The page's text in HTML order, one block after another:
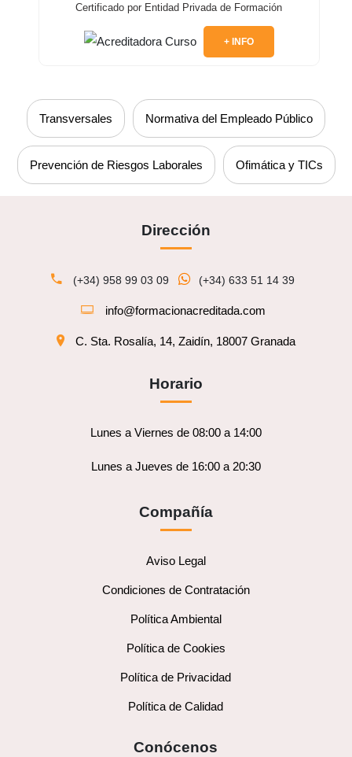
Certificado por Entidad Privada de Formación
+ INFO
Transversales Normativa del Empleado Público
Prevención de Riesgos Laborales Ofimática y TICs
Dirección
(+34) 958 99 03 09 (+34) 633 51 14 39
info@formacionacreditada.com
C. Sta. Rosalía, 14, Zaidín, 18007 Granada
Horario
Lunes a Viernes de 08:00 a 14:00
Lunes a Jueves de 16:00 a 20:30
Compañía
Aviso Legal
Condiciones de Contratación
Política Ambiental
Política de Cookies
Política de Privacidad
Política de Calidad
Conócenos